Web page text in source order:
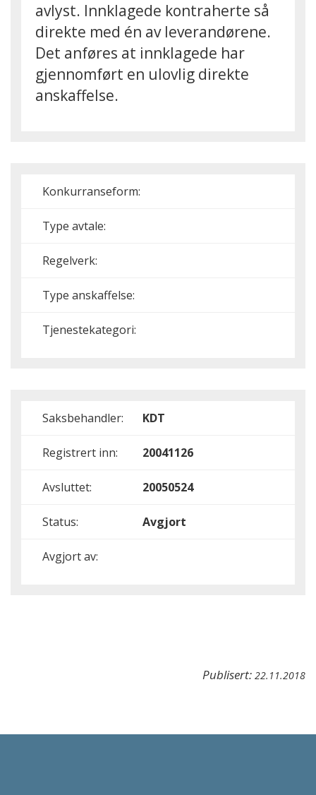
avlyst. Innklagede kontraherte så
direkte med én av leverandørene.
Det anføres at innklagede har
gjennomført en ulovlig direkte
anskaffelse.
Konkurranseform:
Type avtale:
Regelverk:
Type anskaffelse:
Tjenestekategori:
Saksbehandler: KDT
Registrert inn: 20041126
Avsluttet: 20050524
Status: Avgjort
Avgjort av:
Publisert: 22.11.2018